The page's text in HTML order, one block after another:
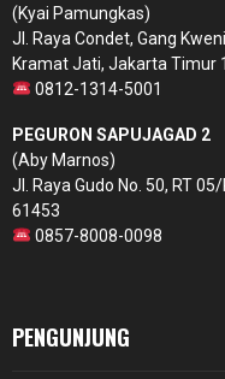
(Kyai Pamungkas)
Jl. Raya Condet, Gang
Kramat Jati, Jakarta Timur
0812-1314-5001
PEGURON SAPUJAGAD 2
(Aby Marnos)
Jl. Raya Gudo No. 50, RT
61453
0857-8008-0098
PENGUNJUNG